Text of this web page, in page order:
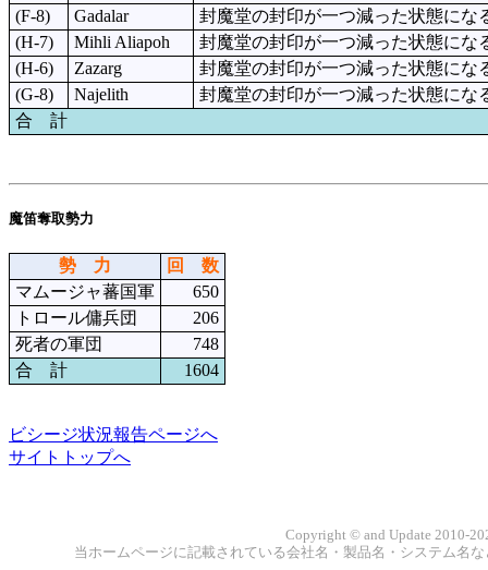
(F-8)
Gadalar
封魔堂の封印が一つ減った状態にな
(H-7)
Mihli Aliapoh
封魔堂の封印が一つ減った状態にな
(H-6)
Zazarg
封魔堂の封印が一つ減った状態にな
(G-8)
Najelith
封魔堂の封印が一つ減った状態にな
合 計
魔笛奪取勢力
勢 力
回 数
マムージャ蕃国軍
650
トロール傭兵団
206
死者の軍団
748
合 計
1604
ビシージ状況報告ページへ
サイトトップへ
Copyright © and Update 2010-
当ホームページに記載されている会社名・製品名・システム名